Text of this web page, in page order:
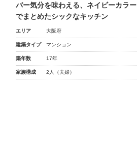
バー気分を味わえる、ネイビーカラー
でまとめたシックなキッチン
エリア 大阪府
建築タイプ マンション
築年数 17年
家族構成 2人（夫婦）